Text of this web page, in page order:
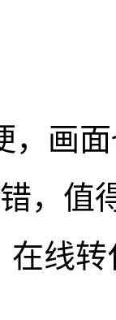
，画
，值
在线